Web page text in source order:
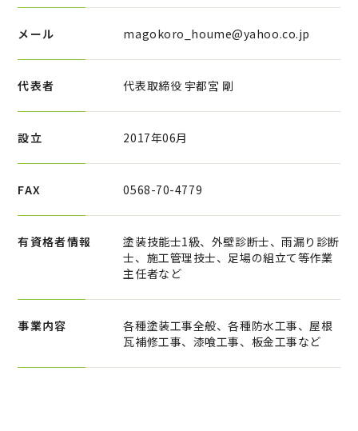
メール magokoro_houme@yahoo.co.jp
代表者 代表取締役 宇都宮 剛
設立 2017年06月
FAX 0568-70-4779
有資格者情報
塗装技能士1級、外壁診断士、雨漏り診断
士、施工管理技士、足場の組立て等作業
主任者など
事業内容
各種塗装工事全般、各種防水工事、屋根
瓦補修工事、漆喰工事、板金工事など